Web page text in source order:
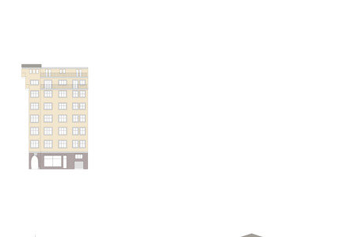
zámek dolní břežany